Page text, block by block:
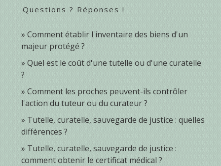
Questions ? Réponses !
Comment établir l'inventaire des biens d'un
majeur protégé ?
Quel est le coût d'une tutelle ou d'une curatelle
?
Comment les proches peuvent-ils contrôler
l'action du tuteur ou du curateur ?
Tutelle, curatelle, sauvegarde de justice : quelles
différences ?
Tutelle, curatelle, sauvegarde de justice :
comment obtenir le certificat médical ?